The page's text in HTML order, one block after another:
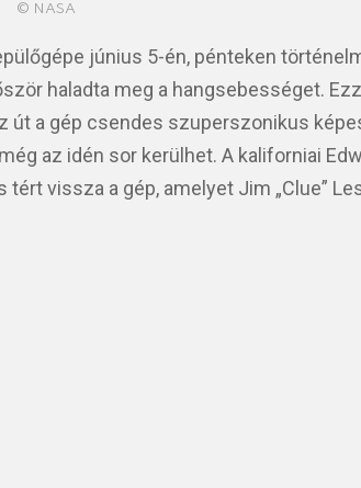
© NASA
június 5-én, pénteken
haladta meg a hangsebességet.
út a gép csendes szuperszonikus
az idén sor kerülhet. A kaliforniai
vissza a gép, amelyet Jim „Clue”